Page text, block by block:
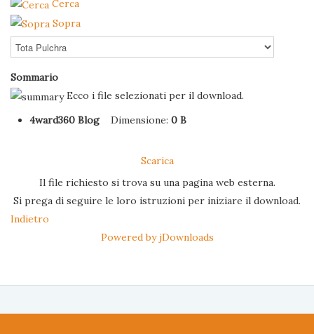
Cerca
Sopra
Sommario
Ecco i file selezionati per il download.
4ward360 BlogDimensione:0 B
Scarica
Il file richiesto si trova su una pagina web esterna.
Si prega di seguire le loro istruzioni per iniziare il download.
Indietro
Powered by jDownloads